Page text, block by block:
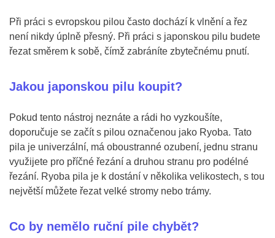
Při práci s evropskou pilou často dochází k vlnění a řez
není nikdy úplně přesný. Při práci s japonskou pilu budete
řezat směrem k sobě, čímž zabráníte zbytečnému pnutí.
Jakou japonskou pilu koupit?
Pokud tento nástroj neznáte a rádi ho vyzkoušíte,
doporučuje se začít s pilou označenou jako Ryoba. Tato
pila je univerzální, má oboustranné ozubení, jednu stranu
využijete pro příčné řezání a druhou stranu pro podélné
řezání. Ryoba pila je k dostání v několika velikostech, s tou
největší můžete řezat velké stromy nebo trámy.
Co by nemělo ruční pile chybět?